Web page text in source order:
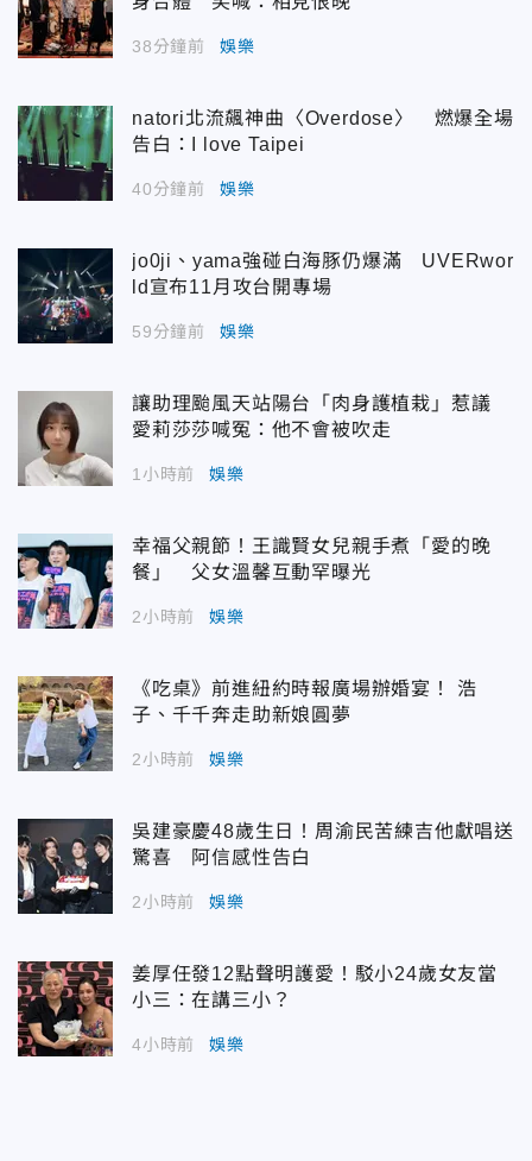
38分鐘前 娛樂
natori北流飆神曲〈Overdose〉 燃爆全場
告白：I love Taipei
40分鐘前 娛樂
jo0ji、yama強碰白海豚仍爆滿 UVERwor
ld宣布11月攻台開專場
59分鐘前 娛樂
讓助理颱風天站陽台「肉身護植栽」惹議
愛莉莎莎喊冤：他不會被吹走
1小時前 娛樂
幸福父親節！王識賢女兒親手煮「愛的晚
餐」 父女溫馨互動罕曝光
2小時前 娛樂
《吃桌》前進紐約時報廣場辦婚宴！ 浩
子、千千奔走助新娘圓夢
2小時前 娛樂
吳建豪慶48歲生日！周渝民苦練吉他獻唱送
驚喜 阿信感性告白
2小時前 娛樂
姜厚任發12點聲明護愛！駁小24歲女友當
小三：在講三小？
4小時前 娛樂